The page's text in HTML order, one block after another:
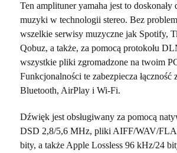
Ten amplituner yamaha jest to doskonały
muzyki w technologii stereo. Bez
wszelkie serwisy muzyczne jak Spotify,
Qobuz, a także, za pomocą protokołu
wszystkie pliki zgromadzone na twoim
Funkcjonalności te zabezpiecza łączność
Bluetooth, AirPlay i Wi-Fi.
Dźwięk jest obsługiwany za pomocą
DSD 2,8/5,6 MHz, pliki AIFF/WAV/
bity, a także Apple Lossless 96 kHz/24